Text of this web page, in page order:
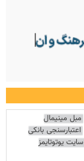
مبل مینیمال
اعتبارسنجی بانکی
سایت یوتوتایمز